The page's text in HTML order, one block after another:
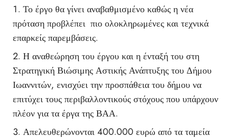
Το έργο θα γίνει αναβαθμισμένο καθώς η νέα
πρόταση προβλέπει πιο ολοκληρωμένες και τεχνικά
επαρκείς παρεμβάσεις.
Η αναθεώρηση του έργου και η ένταξή του στη
Στρατηγική Βιώσιμης Αστικής Ανάπτυξης του Δήμου
Ιωαννιτών, ενισχύει την προσπάθεια του δήμου να
επιτύχει τους περιβαλλοντικούς στόχους που υπάρχουν
πλέον για τα έργα της ΒΑΑ.
Απελευθερώνονται 400.000 ευρώ από τα ταμεία